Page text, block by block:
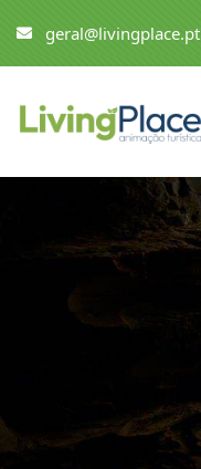
geral@livingplace.pt